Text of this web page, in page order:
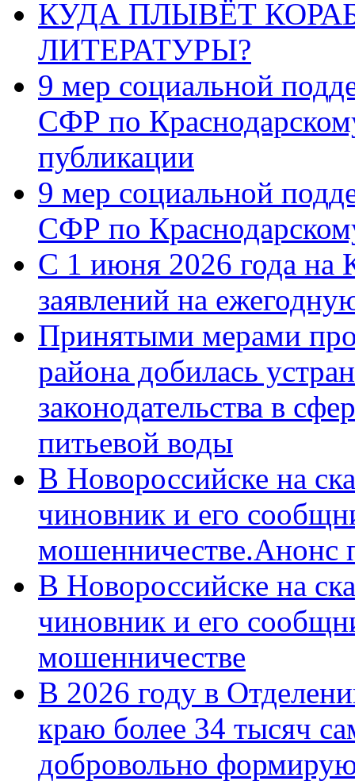
КУДА ПЛЫВЁТ
ЛИТЕРАТУРЫ?
9 мер социальной
СФР по
публикации
9 мер социальной
СФР по
С 1 июня 2026 года на
заявлений на
Принятыми мерами
района добилась
законодательства в
питьевой воды
В Новороссийске на
чиновник и его
мошенничестве.Анонс
В Новороссийске на
чиновник и его
мошенничестве
В 2026 году в
краю более 34 тысяч
добровольно